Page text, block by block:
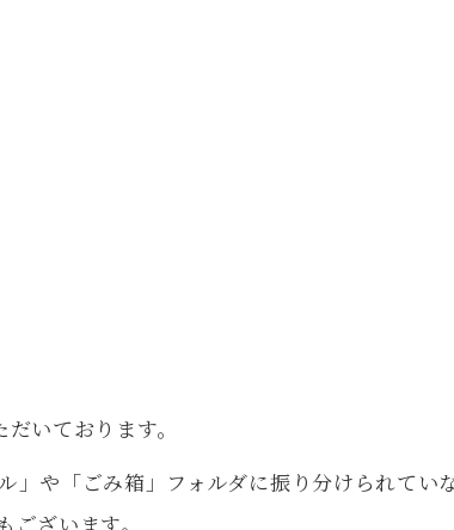
いております。
や「ごみ箱」フォルダに振り分けられてい
ざいます。